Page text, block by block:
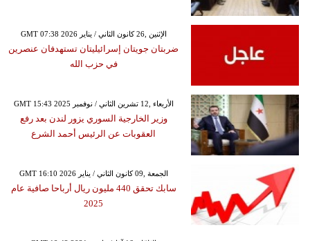
GMT 07:38 2026 الإثنين ,26 كانون الثاني / يناير
ضربتان جويتان إسرائيليتان تستهدفان عنصرين
في حزب الله
GMT 15:43 2025 الأربعاء ,12 تشرين الثاني / نوفمبر
وزير الخارجية السوري يزور لندن بعد رفع
العقوبات عن الرئيس أحمد الشرع
GMT 16:10 2026 الجمعة ,09 كانون الثاني / يناير
سابك تحقق 440 مليون ريال أرباحا صافية عام
2025